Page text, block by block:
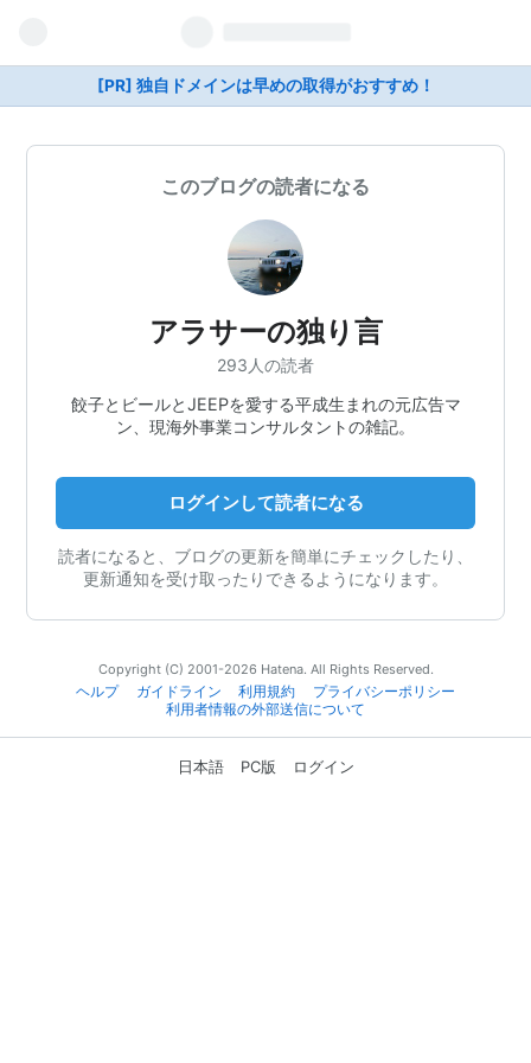
[PR] 独自ドメインは早めの取得がおすすめ！
このブログの読者になる
アラサーの独り言
293人の読者
餃子とビールとJEEPを愛する平成生まれの元広告マ
ン、現海外事業コンサルタントの雑記。
ログインして読者になる
読者になると、ブログの更新を簡単にチェックしたり、
更新通知を受け取ったりできるようになります。
Copyright (C) 2001-2026 Hatena. All Rights Reserved.
ヘルプ
ガイドライン 利用規約
プライバシーポリシー
利用者情報の外部送信について
日本語 PC版 ログイン